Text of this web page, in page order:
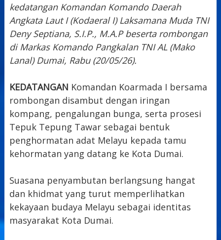
kedatangan Komandan Komando Daerah
Angkata Laut I (Kodaeral I) Laksamana Muda TNI
Deny Septiana, S.I.P., M.A.P beserta rombongan
di Markas Komando Pangkalan TNI AL (Mako
Lanal) Dumai, Rabu (20/05/26).
KEDATANGAN Komandan Koarmada I bersama
rombongan disambut dengan iringan
kompang, pengalungan bunga, serta prosesi
Tepuk Tepung Tawar sebagai bentuk
penghormatan adat Melayu kepada tamu
kehormatan yang datang ke Kota Dumai.
Suasana penyambutan berlangsung hangat
dan khidmat yang turut memperlihatkan
kekayaan budaya Melayu sebagai identitas
masyarakat Kota Dumai.